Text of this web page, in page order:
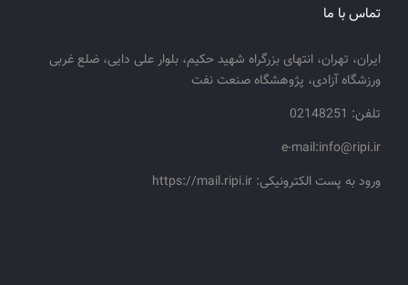
تماس با ما
ایران، تهران، انتهای بزرگراه شهید حکیم، بلوار علی دایی، ضلع غربی
ورزشگاه آزادی، پژوهشگاه صنعت نفت
تلفن: 02148251
e-mail:info@ripi.ir
ورود به پست الکترونیکی: https://mail.ripi.ir